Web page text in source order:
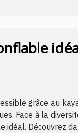
grâce au
Face à la
Découvrez